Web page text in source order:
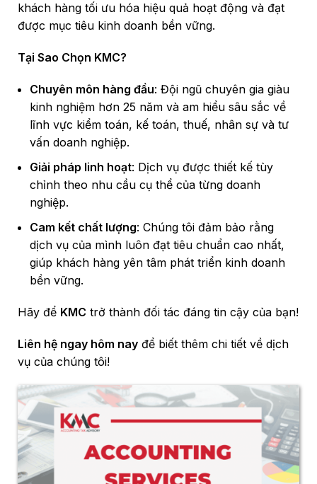
khách hàng tối ưu hóa hiệu quả hoạt động và đạt
được mục tiêu kinh doanh bền vững.
Tại Sao Chọn KMC?
Chuyên môn hàng đầu: Đội ngũ chuyên gia giàu
kinh nghiệm hơn 25 năm và am hiểu sâu sắc về
lĩnh vực kiểm toán, kế toán, thuế, nhân sự và tư
vấn doanh nghiệp.
Giải pháp linh hoạt: Dịch vụ được thiết kế tùy
chỉnh theo nhu cầu cụ thể của từng doanh
nghiệp.
Cam kết chất lượng: Chúng tôi đảm bảo rằng
dịch vụ của mình luôn đạt tiêu chuẩn cao nhất,
giúp khách hàng yên tâm phát triển kinh doanh
bền vững.
Hãy để KMC trở thành đối tác đáng tin cậy của bạn!
Liên hệ ngay hôm nay để biết thêm chi tiết về dịch
vụ của chúng tôi!